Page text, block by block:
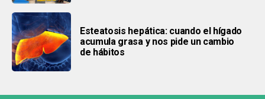
Esteatosis hepática: cuando el hígado
acumula grasa y nos pide un cambio
de hábitos